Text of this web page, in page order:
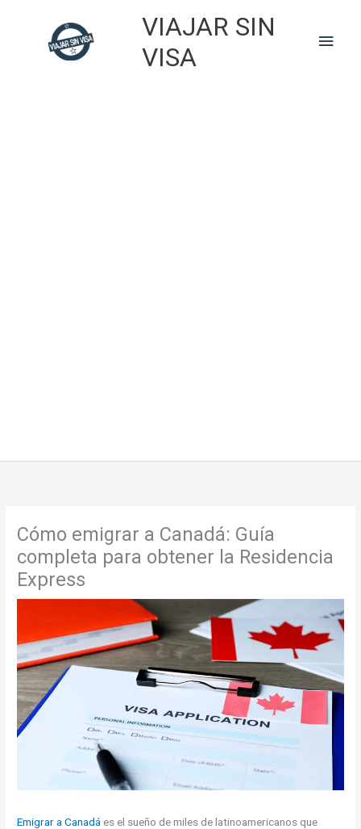
VIAJAR SIN
VISA
Main
Cómo emigrar a Canadá: Guía
completa para obtener la Residencia
Express
Emigrar a Canadá es el sueño de miles de latinoamericanos que